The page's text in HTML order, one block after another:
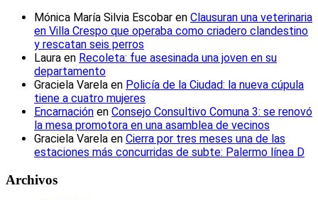
Mónica María Silvia Escobar en Clausuran una veterinaria
en Villa Crespo que operaba como criadero clandestino
y rescatan seis perros
Laura en Recoleta: fue asesinada una joven en su
departamento
Graciela Varela en Policía de la Ciudad: la nueva cúpula
tiene a cuatro mujeres
Encarnación en Consejo Consultivo Comuna 3: se renovó
la mesa promotora en una asamblea de vecinos
Graciela Varela en Cierra por tres meses una de las
estaciones más concurridas de subte: Palermo línea D
Archivos